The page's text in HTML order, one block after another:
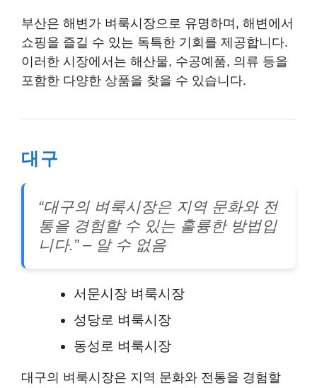
부산은 해변가 벼룩시장으로 유명하며, 해변에서
쇼핑을 즐길 수 있는 독특한 기회를 제공합니다.
이러한 시장에서는 해산물, 수공예품, 의류 등을
포함한 다양한 상품을 찾을 수 있습니다.
대구
“대구의 벼룩시장은 지역 문화와 전
통을 경험할 수 있는 훌륭한 방법입
니다.”– 알 수 없음
서문시장 벼룩시장
성당로 벼룩시장
동성로 벼룩시장
대구의 벼룩시장은 지역 문화와 전통을 경험할